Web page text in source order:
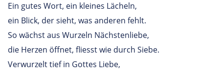
Ein gutes Wort, ein kleines Lächeln,
ein Blick, der sieht, was anderen fehlt.
So wächst aus Wurzeln Nächstenliebe,
die Herzen öffnet, fliesst wie durch Siebe.
Verwurzelt tief in Gottes Liebe,